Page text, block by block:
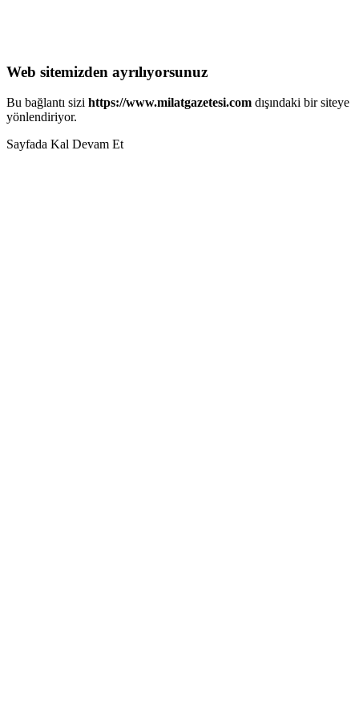
Web sitemizden ayrılıyorsunuz
Bu bağlantı sizi https://www.milatgazetesi.com dışındaki bir siteye
yönlendiriyor.
Sayfada Kal Devam Et